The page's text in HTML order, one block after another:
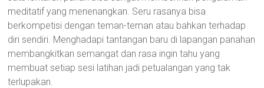
meditatif yang menenangkan. Seru rasanya bisa
berkompetisi dengan teman-teman atau bahkan terhadap
diri sendiri. Menghadapi tantangan baru di lapangan panahan
membangkitkan semangat dan rasa ingin tahu yang
membuat setiap sesi latihan jadi petualangan yang tak
terlupakan.